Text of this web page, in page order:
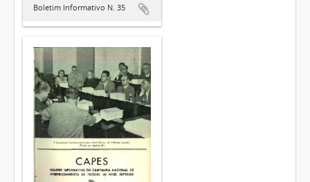
Boletim Informativo N. 35